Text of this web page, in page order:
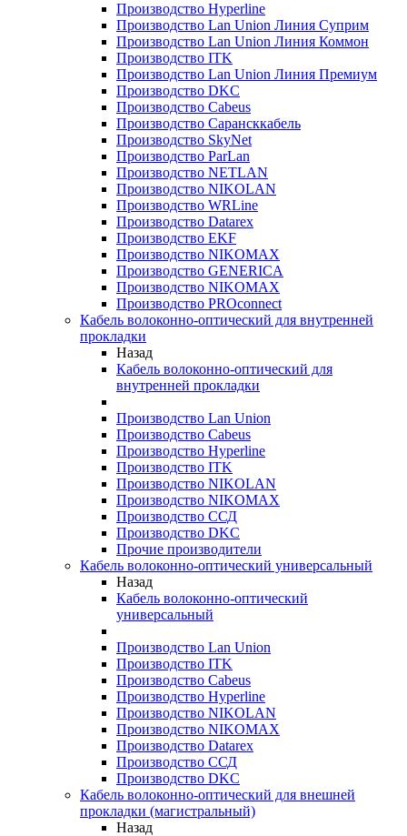
Производство Hyperline
Производство Lan Union Линия Суприм
Производство Lan Union Линия Коммон
Производство ITK
Производство Lan Union Линия Премиум
Производство DKC
Производство Cabeus
Производство Сарансккабель
Производство SkyNet
Производство ParLan
Производство NETLAN
Производство NIKOLAN
Производство WRLine
Производство Datarex
Производство EKF
Производство NIKOMAX
Производство GENERICA
Производство NIKOMAX
Производство PROconnect
Кабель волоконно-оптический для внутренней
прокладки
Назад
Кабель волоконно-оптический для
внутренней прокладки
Производство Lan Union
Производство Cabeus
Производство Hyperline
Производство ITK
Производство NIKOLAN
Производство NIKOMAX
Производство ССД
Производство DKC
Прочие производители
Кабель волоконно-оптический универсальный
Назад
Кабель волоконно-оптический
универсальный
Производство Lan Union
Производство ITK
Производство Cabeus
Производство Hyperline
Производство NIKOLAN
Производство NIKOMAX
Производство Datarex
Производство ССД
Производство DKC
Кабель волоконно-оптический для внешней
прокладки (магистральный)
Назад